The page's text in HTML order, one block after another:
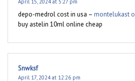
April 15, 2024 at 5:27 pm
depo-medrol cost in usa – montelukast
buy astelin 10ml online cheap
Snwksf
April 17, 2024 at 12:26 pm